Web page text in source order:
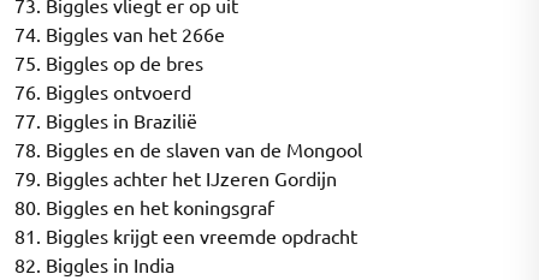
73. Biggles vliegt er op uit
74. Biggles van het 266e
75. Biggles op de bres
76. Biggles ontvoerd
77. Biggles in Brazilië
78. Biggles en de slaven van de Mongool
79. Biggles achter het IJzeren Gordijn
80. Biggles en het koningsgraf
81. Biggles krijgt een vreemde opdracht
82. Biggles in India